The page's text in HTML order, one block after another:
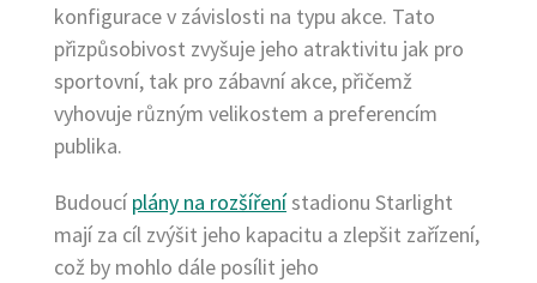
konfigurace v závislosti na typu akce. Tato
přizpůsobivost zvyšuje jeho atraktivitu jak pro
sportovní, tak pro zábavní akce, přičemž
vyhovuje různým velikostem a preferencím
publika.
Budoucí plány na rozšířenístadionu Starlight
mají za cíl zvýšit jeho kapacitu a zlepšit zařízení,
což by mohlo dále posílit jeho